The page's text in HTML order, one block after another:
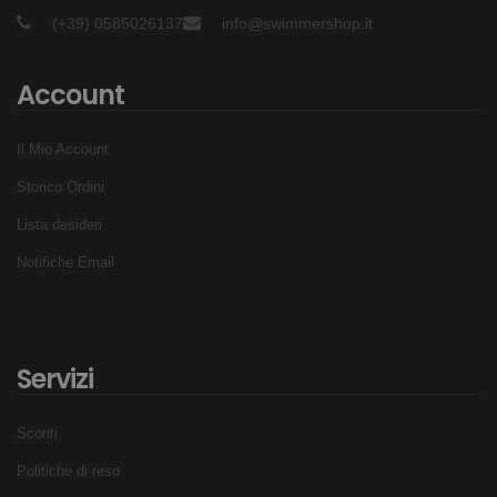
Il tubo piu corto di 5 centimetri rende piu accessibile
Aiuta il bambino ad abituarsi alla corretta
facilmente l'acqua dal tubo
Design Idrodinamico
Nuota a velocita lenta con perfetta stabilita
Tutti gli stili
(+39) 0585026137 info@swimmershop.it
Account
Il Mio Account
Storico Ordini
Lista desideri
Notifiche Email
Servizi
Sconti
Politiche di reso